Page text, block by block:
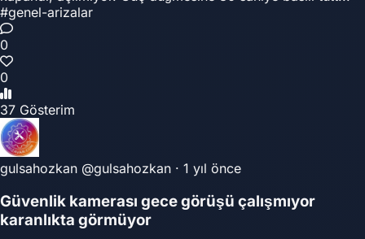
#genel-arizalar
0
0
37 Gösterim
gulsahozkan @gulsahozkan · 1 yıl önce
Güvenlik kamerası gece görüşü çalışmıyor
karanlıkta görmüyor